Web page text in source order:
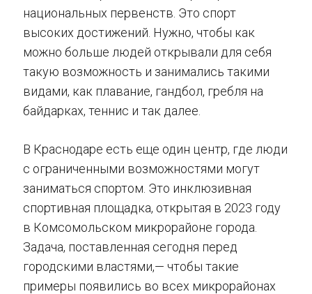
национальных первенств. Это спорт
высоких достижений. Нужно, чтобы как
можно больше людей открывали для себя
такую возможность и занимались такими
видами, как плавание, гандбол, гребля на
байдарках, теннис и так далее.
В Краснодаре есть еще один центр, где люди
с ограниченными возможностями могут
заниматься спортом. Это инклюзивная
спортивная площадка, открытая в 2023 году
в Комсомольском микрорайоне города.
Задача, поставленная сегодня перед
городскими властями,— чтобы такие
примеры появились во всех микрорайонах